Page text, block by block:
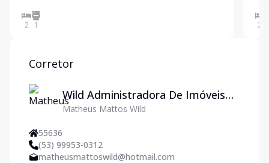
cozinha, sacada para frente.
2 1 2
Corretor
Wild Administradora De Imóveis
Ltda
Matheus Mattos Wild
55636
(53) 99953-0312
matheusmattoswild@hotmail.com